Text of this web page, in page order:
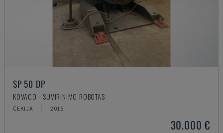
SP 50 DP
KOVACO - SUVIRINIMO ROBOTAS
ČEKIJA 2015
30.000 €